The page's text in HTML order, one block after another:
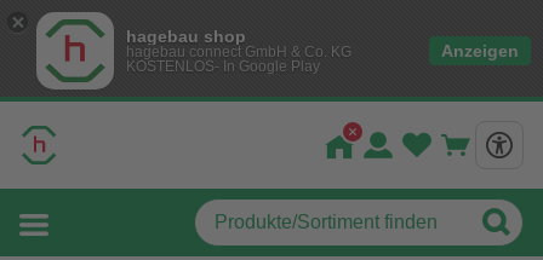
hagebau shop
hagebau connect GmbH & Co. KG
KOSTENLOS- In Google Play
Anzeigen